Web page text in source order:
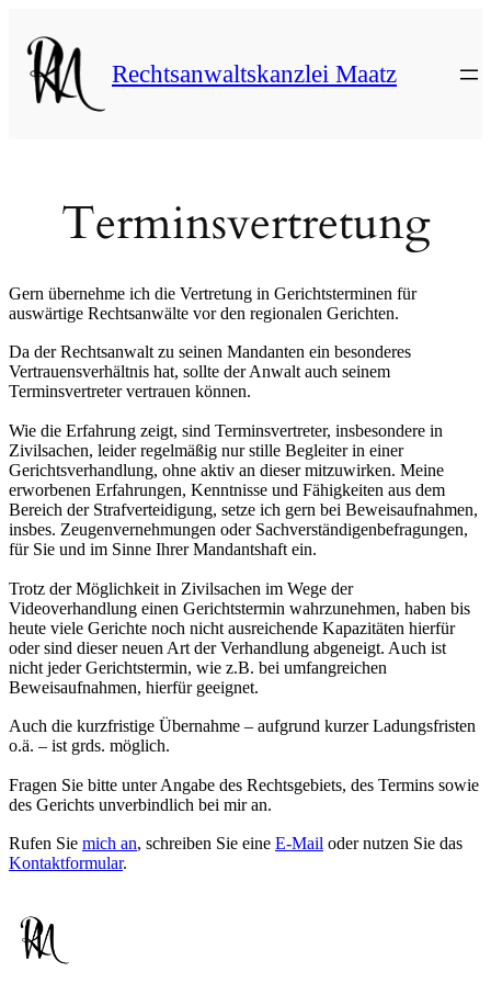
zum
Inhalt
wechseln
Rechtsanwaltskanzlei Maatz
Terminsvertretung
Gern übernehme ich die Vertretung in Gerichtsterminen für
auswärtige Rechtsanwälte vor den regionalen Gerichten.
Da der Rechtsanwalt zu seinen Mandanten ein besonderes
Vertrauensverhältnis hat, sollte der Anwalt auch seinem
Terminsvertreter vertrauen können.
Wie die Erfahrung zeigt, sind Terminsvertreter, insbesondere in
Zivilsachen, leider regelmäßig nur stille Begleiter in einer
Gerichtsverhandlung, ohne aktiv an dieser mitzuwirken. Meine
erworbenen Erfahrungen, Kenntnisse und Fähigkeiten aus dem
Bereich der Strafverteidigung, setze ich gern bei Beweisaufnahmen,
insbes. Zeugenvernehmungen oder Sachverständigenbefragungen,
für Sie und im Sinne Ihrer Mandantshaft ein.
Trotz der Möglichkeit in Zivilsachen im Wege der
Videoverhandlung einen Gerichtstermin wahrzunehmen, haben bis
heute viele Gerichte noch nicht ausreichende Kapazitäten hierfür
oder sind dieser neuen Art der Verhandlung abgeneigt. Auch ist
nicht jeder Gerichtstermin, wie z.B. bei umfangreichen
Beweisaufnahmen, hierfür geeignet.
Auch die kurzfristige Übernahme – aufgrund kurzer Ladungsfristen
o.ä. – ist grds. möglich.
Fragen Sie bitte unter Angabe des Rechtsgebiets, des Termins sowie
des Gerichts unverbindlich bei mir an.
Rufen Sie mich an, schreiben Sie eine E-Mail oder nutzen Sie das
Kontaktformular.